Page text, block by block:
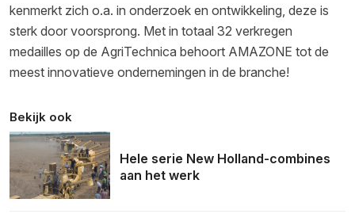
kenmerkt zich o.a. in onderzoek en ontwikkeling, deze is
sterk door voorsprong. Met in totaal 32 verkregen
medailles op de AgriTechnica behoort AMAZONE tot de
meest innovatieve ondernemingen in de branche!
Bekijk ook
Hele serie New Holland-combines
aan het werk